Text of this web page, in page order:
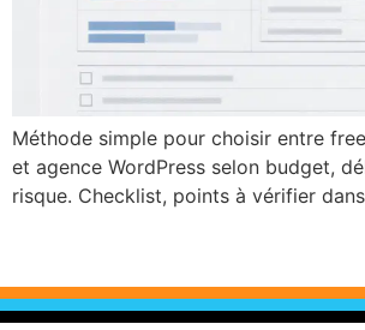
Méthode simple pour choisir entre
et agence WordPress selon budget,
risque. Checklist, points à vérifier